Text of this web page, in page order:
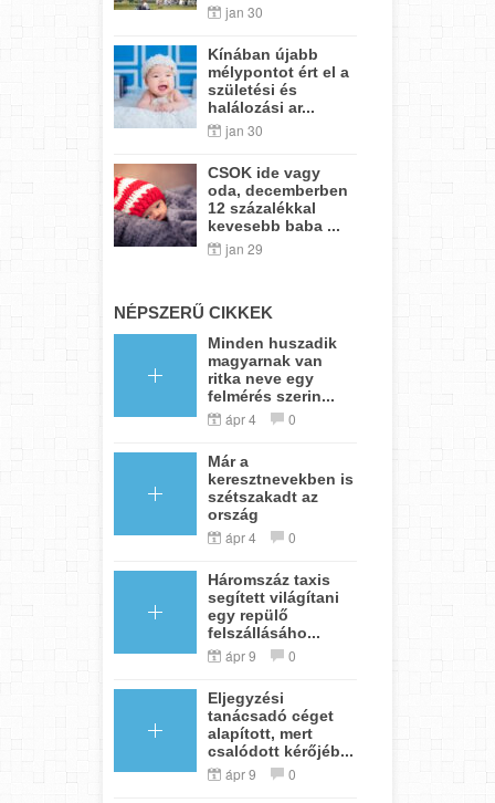
jan 30
Kínában újabb
mélypontot ért el a
születési és
halálozási ar...
jan 30
CSOK ide vagy
oda, decemberben
12 százalékkal
kevesebb baba ...
jan 29
NÉPSZERŰ CIKKEK
Minden huszadik
magyarnak van
ritka neve egy
felmérés szerin...
ápr 4 0
Már a
keresztnevekben is
szétszakadt az
ország
ápr 4 0
Háromszáz taxis
segített világítani
egy repülő
felszállásáho...
ápr 9 0
Eljegyzési
tanácsadó céget
alapított, mert
csalódott kérőjéb...
ápr 9 0